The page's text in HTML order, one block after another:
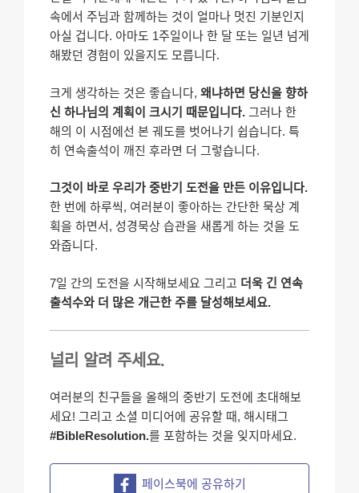
속에서 주님과 함께하는 것이 얼마나 멋진 기분인지
아실 겁니다. 아마도 1주일이나 한 달 또는 일년 넘게
해봤던 경험이 있을지도 모릅니다.
크게 생각하는 것은 좋습니다, 왜냐하면 당신을 향하
신 하나님의 계획이 크시기 때문입니다. 그러나 한
해의 이 시점에선 본 궤도를 벗어나기 쉽습니다. 특
히 연속출석이 깨진 후라면 더 그렇습니다.
그것이 바로 우리가 중반기 도전을 만든 이유입니다.
한 번에 하루씩, 여러분이 좋아하는 간단한 묵상 계
획을 하면서, 성경묵상 습관을 새롭게 하는 것을 도
와줍니다.
7일 간의 도전을 시작해보세요 그리고 더욱 긴 연속
출석수와 더 많은 개근한 주를 달성해보세요.
널리 알려 주세요.
여러분의 친구들을 올해의 중반기 도전에 초대해보
세요! 그리고 소셜 미디어에 공유할 때, 해시태그
#BibleResolution.를 포함하는 것을 잊지마세요.
페이스북에 공유하기